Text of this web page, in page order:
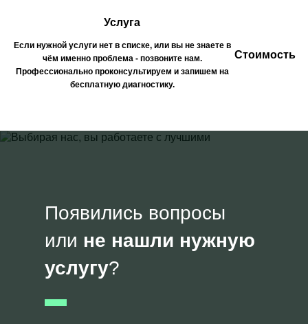
Услуга
Если нужной услуги нет в списке, или вы не знаете в
чём именно проблема - позвоните нам.
Профессионально проконсультируем и запишем на
бесплатную диагностику.
Стоимость
Появились вопросы
или не нашли нужную
услугу?